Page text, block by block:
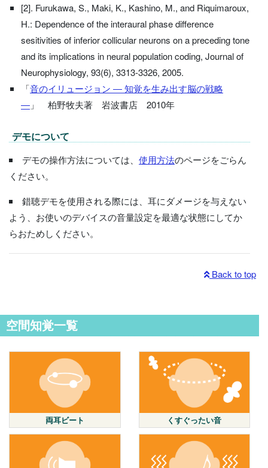
[2]. Furukawa, S., Maki, K., Kashino, M., and Riquimaroux,
H.: Dependence of the interaural phase difference
sesitivities of inferior collicular neurons on a preceding tone
and its implications in neural population coding, Journal of
Neurophysiology, 93(6), 3313-3326, 2005.
「音のイリュージョン ― 知覚を生み出す脳の戦略
― 」 柏野牧夫著 岩波書店 2010年
デモについて
デモの操作方法については、 使用方法のページをごらん
ください。
錯聴デモを使用される際には、耳にダメージを与えない
よう、お使いのデバイスの音量設定を最適な状態にしてか
らおためしください。
Back to top
空間知覚一覧
両耳ビート くすぐったい音